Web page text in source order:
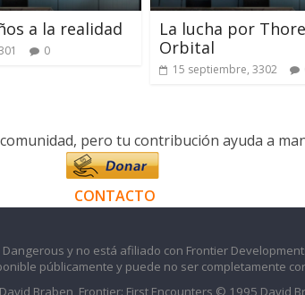
a la realidad
0
La lucha por
Orbital
15 septiembre, 3302
pero tu contribución ayuda a
CONTACTO
y no está afiliado con Frontier
públicamente y puede no ser completamente
Braben, Frontier: First Encounters © 1995 David